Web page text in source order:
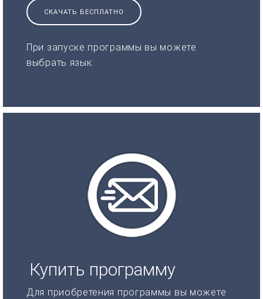
СКАЧАТЬ БЕСПЛАТНО
При запуске программы вы можете
выбрать язык.
Купить программу
Для приобретения программы вы можете